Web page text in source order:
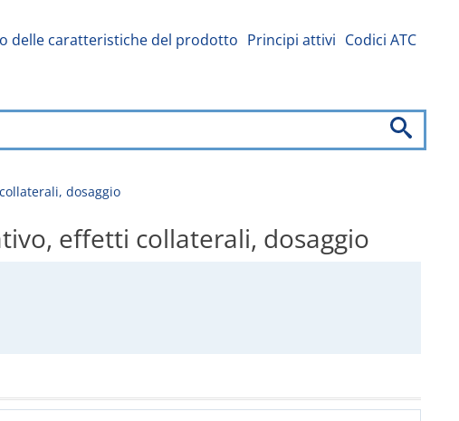
delle caratteristiche del prodotto Principi attivi Codici ATC
collaterali, dosaggio
effetti collaterali, dosaggio